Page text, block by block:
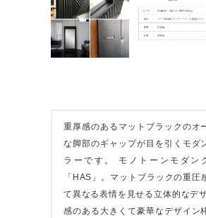
重厚感のあるマットブラックのオ
な脚部のギャップが目を引くモダ
ラーです。 モノトーンモダン
「HAS」。マットブラックの重圧
て異なる表情を見せる立体的なデ
感のある大きくて豪華なデザイン